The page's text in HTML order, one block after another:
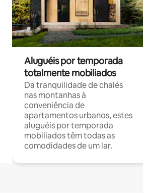
Aluguéis por temporada
totalmente mobiliados
Da tranquilidade de chalés
nas montanhas à
conveniência de
apartamentos urbanos, estes
aluguéis por temporada
mobiliados têm todas as
comodidades de um lar.